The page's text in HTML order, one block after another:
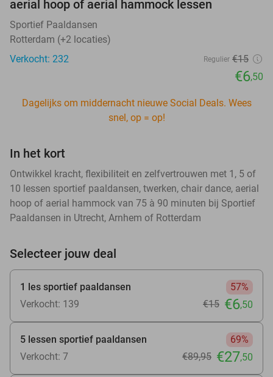
aerial hoop of aerial hammock lessen
Sportief Paaldansen
Rotterdam (+2 locaties)
Verkocht: 232
Regulier €15
€6,50
Dagelijks om middernacht nieuwe Social Deals. Wees
snel, op = op!
In het kort
Ontwikkel kracht, flexibiliteit en zelfvertrouwen met 1, 5 of
10 lessen sportief paaldansen, twerken, chair dance, aerial
hoop of aerial hammock van 75 à 90 minuten bij Sportief
Paaldansen in Utrecht, Arnhem of Rotterdam
Selecteer jouw deal
1 les sportief paaldansen
57%
Verkocht: 139
€15 €6,50
5 lessen sportief paaldansen
69%
Verkocht: 7
€89,95 €27,50